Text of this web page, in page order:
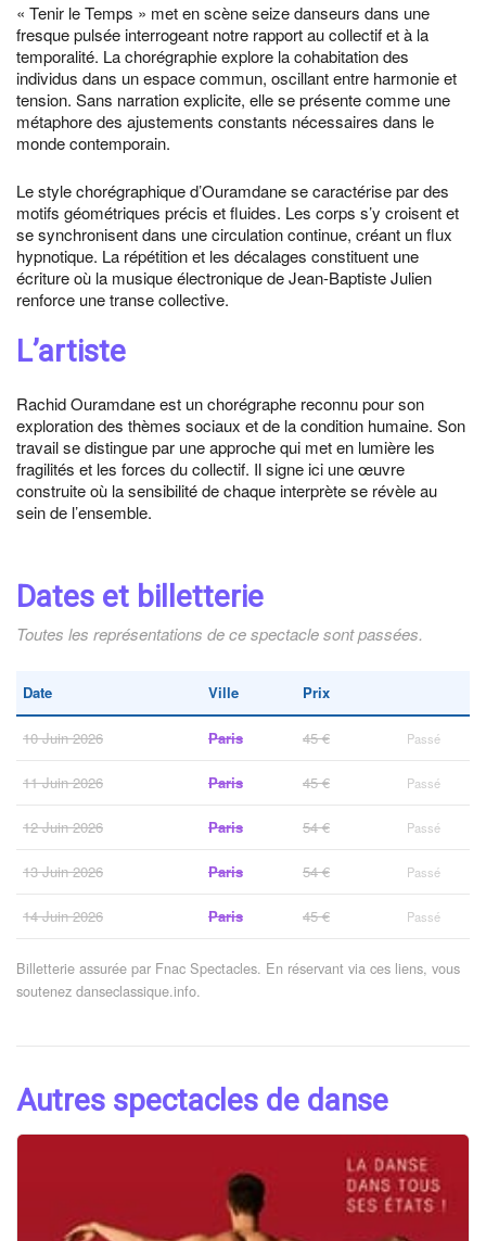
« Tenir le Temps » met en scène seize danseurs dans une
fresque pulsée interrogeant notre rapport au collectif et à la
temporalité. La chorégraphie explore la cohabitation des
individus dans un espace commun, oscillant entre harmonie et
tension. Sans narration explicite, elle se présente comme une
métaphore des ajustements constants nécessaires dans le
monde contemporain.
Le style chorégraphique d’Ouramdane se caractérise par des
motifs géométriques précis et fluides. Les corps s’y croisent et
se synchronisent dans une circulation continue, créant un flux
hypnotique. La répétition et les décalages constituent une
écriture où la musique électronique de Jean-Baptiste Julien
renforce une transe collective.
L’artiste
Rachid Ouramdane est un chorégraphe reconnu pour son
exploration des thèmes sociaux et de la condition humaine. Son
travail se distingue par une approche qui met en lumière les
fragilités et les forces du collectif. Il signe ici une œuvre
construite où la sensibilité de chaque interprète se révèle au
sein de l’ensemble.
Dates et billetterie
Toutes les représentations de ce spectacle sont passées.
Date Ville Prix
10 Juin 2026 Paris 45 € Passé
11 Juin 2026 Paris 45 € Passé
12 Juin 2026 Paris 54 € Passé
13 Juin 2026 Paris 54 € Passé
14 Juin 2026 Paris 45 € Passé
Billetterie assurée par Fnac Spectacles. En réservant via ces liens, vous
soutenez danseclassique.info.
Autres spectacles de danse